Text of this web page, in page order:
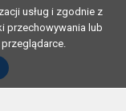
usług i zgodnie z
przechowywania lub